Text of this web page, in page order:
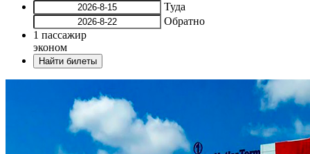
Туда
Обратно
1 пассажир
эконом
Найти билеты